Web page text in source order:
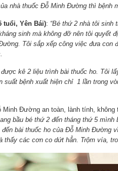
nhà thuốc Đỗ Minh Đường thì bệnh
tuổi, Yên Bái): “Bé thứ 2 nhà tôi sinh
sinh mà không đỡ nên tôi quyết
Tôi sắp xếp công việc đưa con
kê 2 liệu trình bài thuốc ho. Tôi
suất bệnh xuất hiện chỉ 1 lần trong
Đường an toàn, lành tính,
bầu bé thứ 2 đến tháng thứ 5
bài thuốc ho của Đỗ Minh Đường
thấy các cơn co dứt hẳn. Trộm vía,